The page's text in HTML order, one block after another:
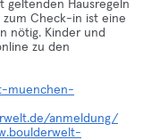
geltenden Hausregeln
zum Check-in ist eine
nötig. Kinder und
zu den
muenchen-
anmeldung/